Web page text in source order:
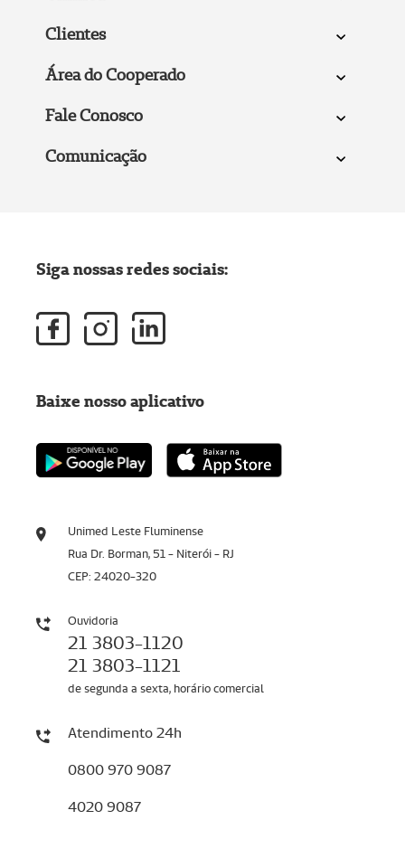
Clientes
Área do Cooperado
Fale Conosco
Comunicação
Unimed Leste Fluminense
Rua Dr. Borman, 51 - Niterói - RJ
CEP: 24020-320
Ouvidoria
21 3803-1120
21 3803-1121
de segunda a sexta, horário comercial
Atendimento 24h
0800 970 9087
4020 9087
Siga nossas redes sociais:
Baixe nosso aplicativo